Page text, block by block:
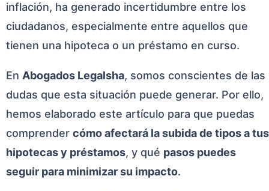
inflación, ha generado incertidumbre entre los
ciudadanos, especialmente entre aquellos que
tienen una hipoteca o un préstamo en curso.
En Abogados Legalsha, somos conscientes de las
dudas que esta situación puede generar. Por ello,
hemos elaborado este artículo para que puedas
comprender cómo afectará la subida de tipos a tus
hipotecas y préstamos, y qué pasos puedes
seguir para minimizar su impacto.